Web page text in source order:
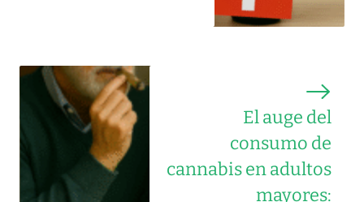
El auge del
consumo de
cannabis en adultos
mayores: